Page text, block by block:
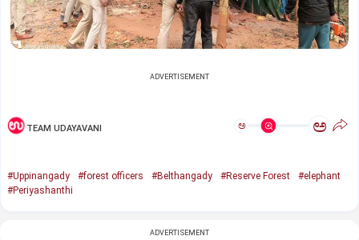
ADVERTISEMENT
TEAM UDAYAVANI ಅ ಅ
#Uppinangady #forest officers #Belthangady #Reserve Forest
#elephant
#Periyashanthi
ADVERTISEMENT